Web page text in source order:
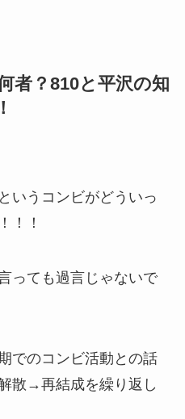
者？ 810と平沢の知
いうコンビがどういっ
！！
っても過言じゃないで
でのコンビ活動との話
散→再結成を繰り返し